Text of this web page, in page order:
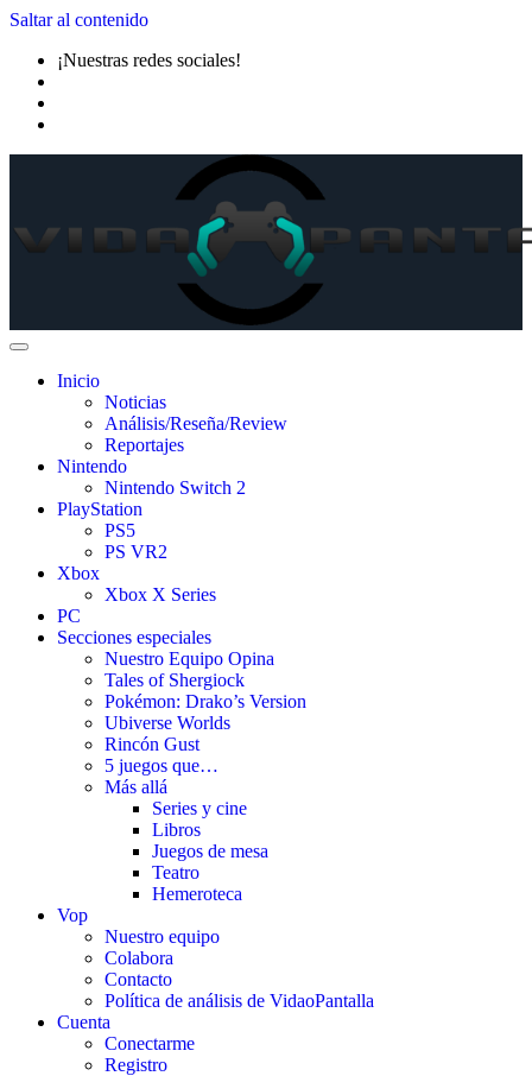
Saltar al contenido
¡Nuestras redes sociales!
Inicio
Noticias
Análisis/Reseña/Review
Reportajes
Nintendo
Nintendo Switch 2
PlayStation
PS5
PS VR2
Xbox
Xbox X Series
PC
Secciones especiales
Nuestro Equipo Opina
Tales of Shergiock
Pokémon: Drako’s Version
Ubiverse Worlds
Rincón Gust
5 juegos que…
Más allá
Series y cine
Libros
Juegos de mesa
Teatro
Hemeroteca
Vop
Nuestro equipo
Colabora
Contacto
Política de análisis de VidaoPantalla
Cuenta
Conectarme
Registro